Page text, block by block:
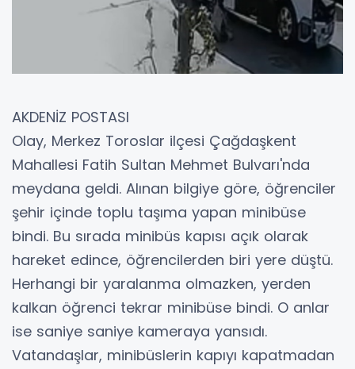
AKDENİZ POSTASI
Olay, Merkez Toroslar ilçesi Çağdaşkent
Mahallesi Fatih Sultan Mehmet Bulvarı'nda
meydana geldi. Alınan bilgiye göre, öğrenciler
şehir içinde toplu taşıma yapan minibüse
bindi. Bu sırada minibüs kapısı açık olarak
hareket edince, öğrencilerden biri yere düştü.
Herhangi bir yaralanma olmazken, yerden
kalkan öğrenci tekrar minibüse bindi. O anlar
ise saniye saniye kameraya yansıdı.
Vatandaşlar, minibüslerin kapıyı kapatmadan